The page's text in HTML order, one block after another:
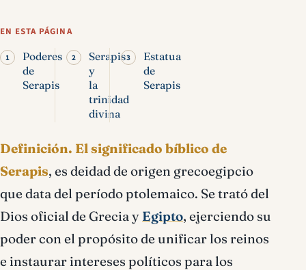
EN ESTA PÁGINA
Poderes
de
Serapis
Serapis
y
la
trinidad
divina
Estatua
de
Serapis
Definición. El significado bíblico de
Serapis, es deidad de origen grecoegipcio
que data del período ptolemaico. Se trató del
Dios oficial de Grecia y Egipto, ejerciendo su
poder con el propósito de unificar los reinos
e instaurar intereses políticos para los